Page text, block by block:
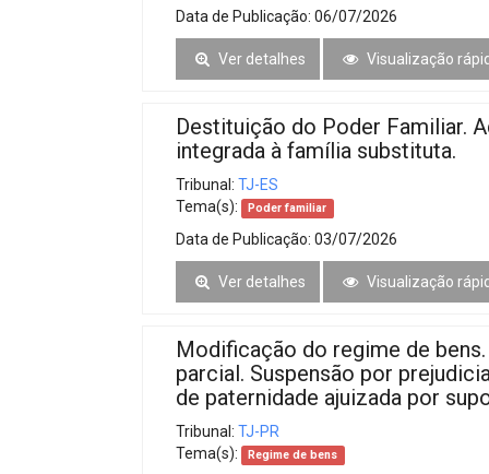
Data de Publicação: 06/07/2026
Ver detalhes Visualização
Destituição do Poder Familiar.
integrada à família substituta.
Tribunal: TJ-ES
Tema(s):
Poder familiar
Data de Publicação: 03/07/2026
Ver detalhes Visualização
Modificação do regime de
parcial. Suspensão por
de paternidade ajuizada por
Tribunal: TJ-PR
Tema(s):
Regime de bens